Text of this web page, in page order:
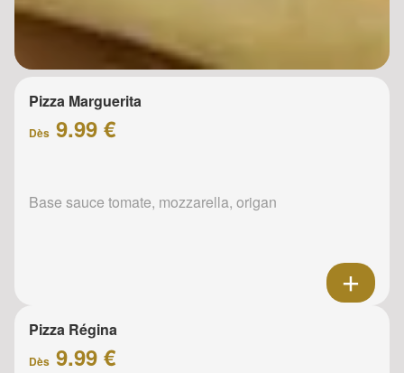
Pizza Marguerita
Dès 9.99 €
Base sauce tomate, mozzarella, origan
Pizza Régina
Dès 9.99 €